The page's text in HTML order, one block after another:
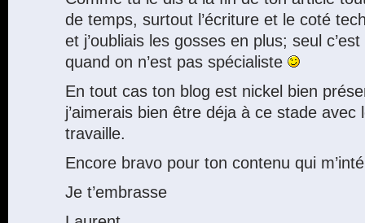
de temps, surtout l’écriture et le coté
et j’oubliais les gosses en plus; seul
quand on n’est pas spécialiste
En tout cas ton blog est nickel bien
j’aimerais bien être déja à ce stade avec
travaille.
Encore bravo pour ton contenu qui
Je t’embrasse